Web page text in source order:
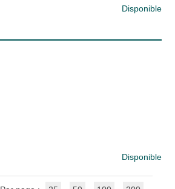
Disponible
Disponible